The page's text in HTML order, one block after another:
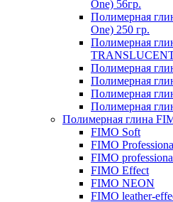
One) 56гр.
Полимерная
One) 250 гр.
Полимерная
Полимерная
Полимерная
Полимерная
Полимерная
Полимерная глина
FIMO Soft
FIMO
FIMO
FIMO Effect
FIMO NEON
FIMO leather-